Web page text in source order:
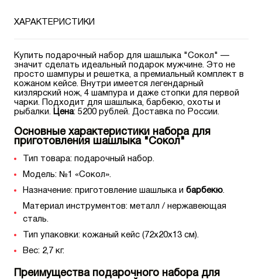
ХАРАКТЕРИСТИКИ
Купить подарочный набор для шашлыка "Сокол" —
значит сделать идеальный подарок мужчине. Это не
просто шампуры и решетка, а премиальный комплект в
кожаном кейсе. Внутри имеется легендарный
кизлярский нож, 4 шампура и даже стопки для первой
чарки. Подходит для шашлыка, барбекю, охоты и
рыбалки. Цена: 5200 рублей. Доставка по России.
Основные характеристики набора для
приготовления шашлыка "Сокол"
Тип товара: подарочный набор.
Модель: №1 «Сокол».
Назначение: приготовление шашлыка и барбекю.
Материал инструментов: металл / нержавеющая
сталь.
Тип упаковки: кожаный кейс (72x20x13 см).
Вес: 2,7 кг.
Преимущества подарочного набора для